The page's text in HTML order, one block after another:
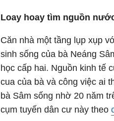
Loay hoay tìm nguồn
Căn nhà một tầng lụp xụp
sinh sống của bà Neáng
học cấp hai. Nguồn kinh tế
cua của bà và công việc ai
bà Sâm sống nhờ 20 năm
cụm tuyến dân cư này theo